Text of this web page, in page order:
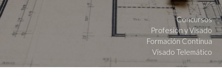
Concursos
Profesión y Visado
Formación Continua
Visado Telemático